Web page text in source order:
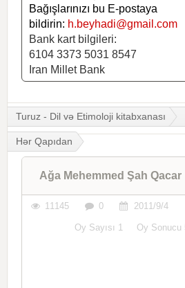
Bağışlarınızı bu E-postaya
bildirin: h.beyhadi@gmail.com
Bank kart bilgileri:
6104 3373 5031 8547
Iran Millet Bank
Turuz - Dil və Etimoloji kitabxanası
Hər Qapıdan
Ağa Mehemmed Şah Qacar
11145 0 2011/9/4
Oy Sayısı 1 Oy Sonucu